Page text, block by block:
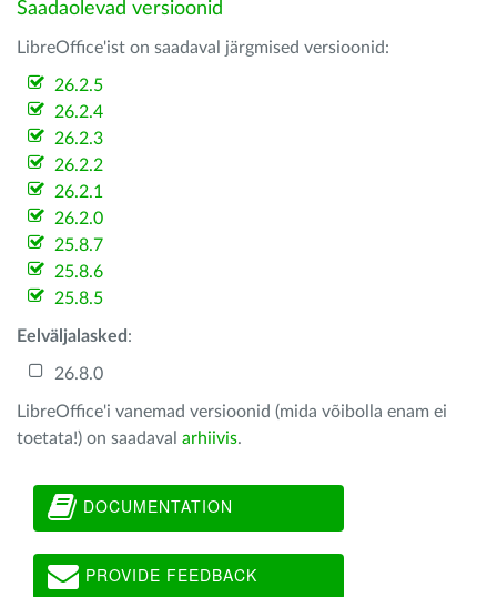
Saadaolevad versioonid
LibreOffice'ist on saadaval järgmised versioonid:
26.2.5
26.2.4
26.2.3
26.2.2
26.2.1
26.2.0
25.8.7
25.8.6
25.8.5
Eelväljalasked :
26.8.0
LibreOffice'i vanemad versioonid (mida võibolla enam ei
toetata!) on saadaval arhiivis.
DOCUMENTATION
PROVIDE FEEDBACK